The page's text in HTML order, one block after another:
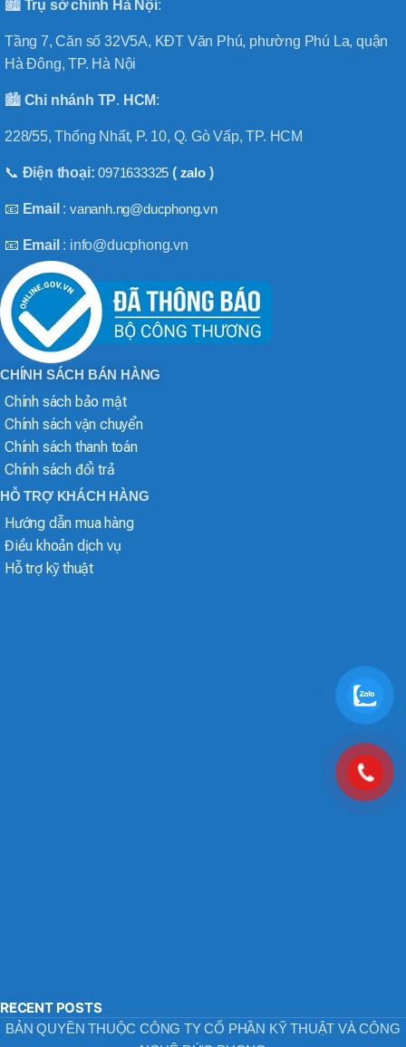
🏙️ Trụ sở chính Hà Nội:
Tầng 7, Căn số 32V5A, KĐT Văn Phú, phường Phú La, quận
Hà Đông, TP. Hà Nội
🏙️ Chi nhánh TP. HCM:
228/55, Thống Nhất, P. 10, Q. Gò Vấp, TP. HCM
📞 Điện thoại:0971633325 ( zalo)
📧 Email :vananh.ng@ducphong.vn
📧 Email : info@ducphong.vn
CHÍNH SÁCH BÁN HÀNG
Chính sách bảo mật
Chính sách vận chuyển
Chính sách thanh toán
Chính sách đổi trả
HỖ TRỢ KHÁCH HÀNG
Hướng dẫn mua hàng
Điều khoản dịch vụ
Hỗ trợ kỹ thuật
RECENT POSTS
BẢN QUYỀN THUỘC CÔNG TY CỔ PHẦN KỸ THUẬT VÀ CÔNG